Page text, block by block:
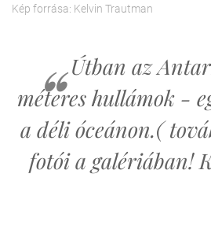
Kép forrása: Kelvin Trautman
Útban az
méteres hullámok -
a déli óceánon.(
fotói a galériában!